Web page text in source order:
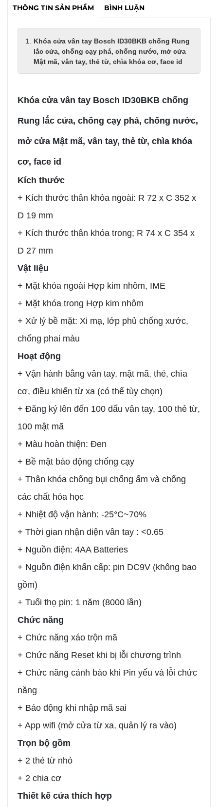
THÔNG TIN SẢN PHẨM BÌNH LUẬN
Khóa cửa vân tay Bosch ID30BKB chống Rung
lắc cửa, chống cạy phá, chống nước, mở cửa
Mật mã, vân tay, thẻ từ, chìa khóa cơ, face id
Khóa cửa vân tay Bosch ID30BKB chống
Rung lắc cửa, chống cạy phá, chống nước,
mở cửa Mật mã, vân tay, thẻ từ, chìa khóa
cơ, face id
Kích thước
+ Kích thước thân khỏa ngoài: R 72 x C 352 x
D 19 mm
+ Kích thước thân khóa trong; R 74 x C 354 x
D 27 mm
Vật liệu
+ Mặt khóa ngoài Hợp kim nhôm, IME
+ Mặt khóa trong Hợp kim nhôm
+ Xử lý bề mặt: Xi mạ, lớp phủ chống xước,
chống phai màu
Hoạt động
+ Vận hành bằng vân tay, mật mã, thẻ, chìa
cơ, điều khiển từ xa (có thể tùy chọn)
+ Đăng ký lên đến 100 dấu vân tay, 100 thẻ từ,
100 mật mã
+ Màu hoàn thiện: Đen
+ Bề mặt báo động chống cạy
+ Thân khóa chống bụi chống ẩm và chống
các chất hóa học
+ Nhiệt độ vận hành: -25°C~70%
+ Thời gian nhận diện vân tay : <0.65
+ Nguồn điện: 4AA Batteries
+ Nguồn điện khẩn cấp: pin DC9V (không bao
gồm)
+ Tuổi thọ pin: 1 năm (8000 lần)
Chức năng
+ Chức năng xáo trộn mã
+ Chức năng Reset khi bị lỗi chương trình
+ Chức năng cảnh báo khi Pin yếu và lỗi chức
năng
+ Báo động khi nhập mã sai
+ App wifi (mở cửa từ xa, quản lý ra vào)
Trọn bộ gồm
+ 2 thẻ từ nhỏ
+ 2 chia cơ
Thiết kế cửa thích hợp